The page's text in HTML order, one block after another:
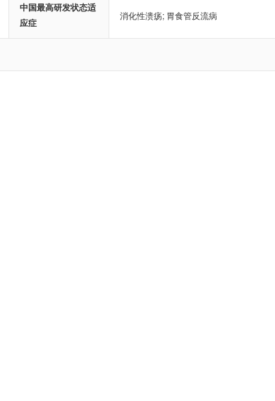
中国最高研发状态适
应症
消化性溃疡; 胃食管反流病